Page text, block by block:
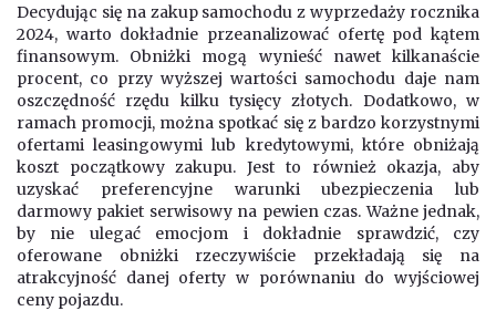
Decydując się na zakup samochodu z wyprzedaży rocznika
2024, warto dokładnie przeanalizować ofertę pod kątem
finansowym. Obniżki mogą wynieść nawet kilkanaście
procent, co przy wyższej wartości samochodu daje nam
oszczędność rzędu kilku tysięcy złotych. Dodatkowo, w
ramach promocji, można spotkać się z bardzo korzystnymi
ofertami leasingowymi lub kredytowymi, które obniżają
koszt początkowy zakupu. Jest to również okazja, aby
uzyskać preferencyjne warunki ubezpieczenia lub
darmowy pakiet serwisowy na pewien czas. Ważne jednak,
by nie ulegać emocjom i dokładnie sprawdzić, czy
oferowane obniżki rzeczywiście przekładają się na
atrakcyjność danej oferty w porównaniu do wyjściowej
ceny pojazdu.